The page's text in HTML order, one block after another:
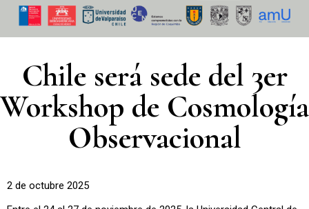
Chile será sede del 3er
Workshop de Cosmología
Observacional
2 de octubre 2025